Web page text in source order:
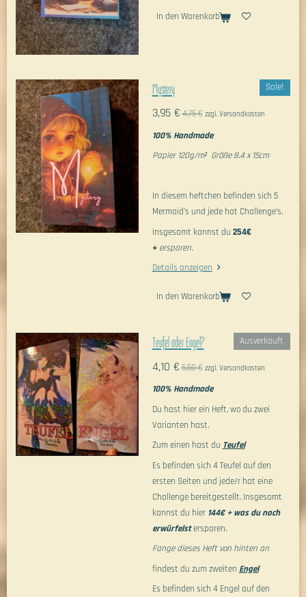
In den Warenkorb
Sale!
Mystery
3,95 € 4,75 € zzgl. Versandkosten
100% Handmade
Papier 120g/m² Größe 8.4 x 15cm
In diesem heftchen befinden sich 5
Mermaid's und jede hat Challenge's.
Insgesamt kannst du 254€
+ ersparen.
Details anzeigen
In den Warenkorb
Ausverkauft
Teufel oder Engel?
4,10 € 5,50 € zzgl. Versandkosten
100% Handmade
Du hast hier ein Heft, wo du zwei
Varianten hast.
Zum einen hast du Teufel
Es befinden sich 4 Teufel auf den
ersten Seiten und jede/r hat eine
Challenge bereitgestellt. Insgesamt
kannst du hier 144€ + was du noch
erwürfelstersparen.
Fange dieses Heft von hinten an
findest du zum zweiten Engel
Es befinden sich 4 Engel auf den